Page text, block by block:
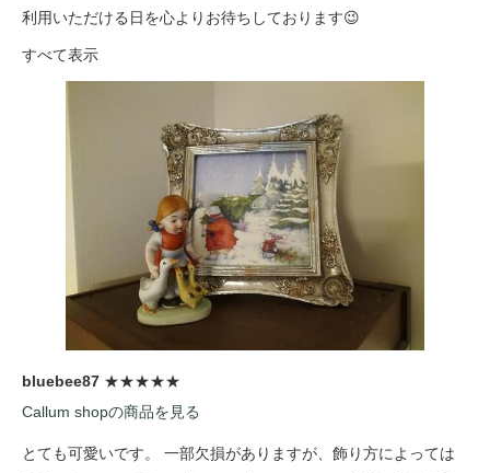
利用いただける日を心よりお待ちしております😉
すべて表示
bluebee87 ★★★★★
Callum shopの商品を見る
とても可愛いです。 一部欠損がありますが、飾り方によっては